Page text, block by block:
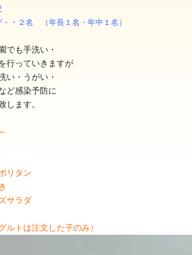
・・２名 （年長１名・年中１名）
でも手洗い・
行っていきますが
い・うがい・
ど感染予防に
します。
リタン
サラダ
ルトは注文した子のみ）